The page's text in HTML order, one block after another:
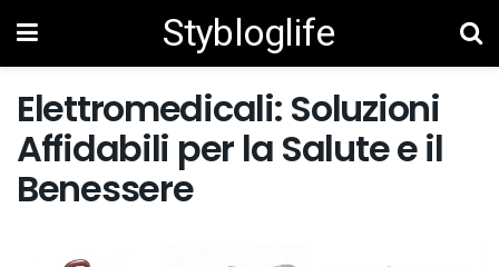
Stybloglife
Elettromedicali: Soluzioni
Affidabili per la Salute e il
Benessere